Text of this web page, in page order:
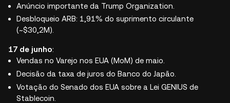
Anúncio importante da Trump Organization.
Desbloqueio ARB: 1,91% do suprimento circulante
(~$30,2M).
17 de junho:
Vendas no Varejo nos EUA (MoM) de maio.
Decisão da taxa de juros do Banco do Japão.
Votação do Senado dos EUA sobre a Lei GENIUS de
Stablecoin.